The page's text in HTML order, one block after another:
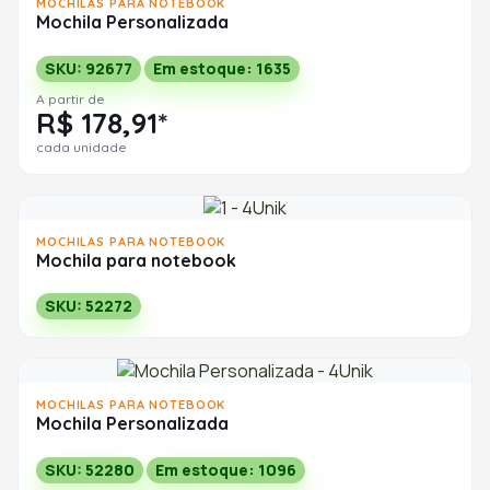
MOCHILAS PARA NOTEBOOK
Mochila Personalizada
SKU: 92677 Em estoque: 1635
A partir de
R$ 178,91*
cada unidade
MOCHILAS PARA NOTEBOOK
Mochila para notebook
SKU: 52272
MOCHILAS PARA NOTEBOOK
Mochila Personalizada
SKU: 52280 Em estoque: 1096